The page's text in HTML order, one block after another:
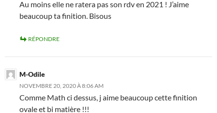
Au moins elle ne ratera pas son rdv en 2021 ! J’aime
beaucoup ta finition. Bisous
RÉPONDRE
M-Odile
NOVEMBRE 20, 2020 À 8:06 AM
Comme Math ci dessus, j aime beaucoup cette finition
ovale et bi matière !!!